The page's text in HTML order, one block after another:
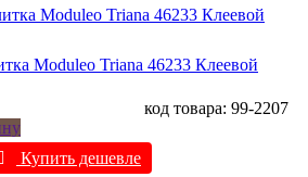
Moduleo Triana 46233 Клеевой
код товара: 99-2207
Купить дешевле